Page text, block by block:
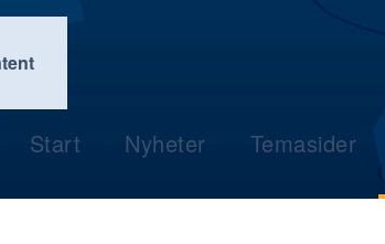
Start Nyheter Temasider